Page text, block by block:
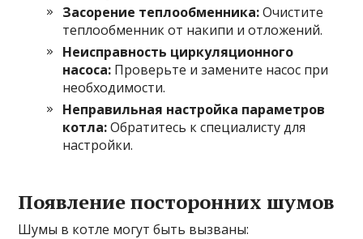
Засорение теплообменника:Очистите
теплообменник от накипи и отложений.
Неисправность циркуляционного
насоса: Проверьте и замените насос при
необходимости.
Неправильная настройка параметров
котла:Обратитесь к специалисту для
настройки.
Появление посторонних шумов
Шумы в котле могут быть вызваны: